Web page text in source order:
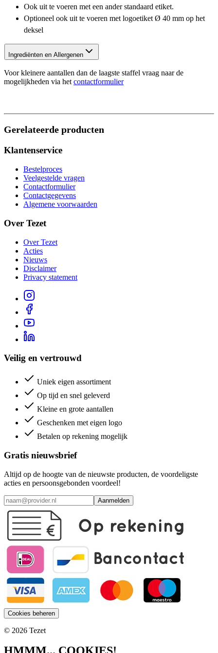
Ook uit te voeren met een ander standaard etiket.
Optioneel ook uit te voeren met logoetiket Ø 40 mm op het
deksel
Ingrediënten en Allergenen
Voor kleinere aantallen dan de laagste staffel vraag naar de
mogelijkheden via hetcontactformulier
Gerelateerde producten
Klantenservice
Bestelproces
Veelgestelde vragen
Contactformulier
Contactgegevens
Algemene voorwaarden
Over Tezet
Over Tezet
Acties
Nieuws
Disclaimer
Privacy statement
Veilig en vertrouwd
Uniek eigen assortiment
Op tijd en snel geleverd
Kleine en grote aantallen
Geschenken met eigen logo
Betalen op rekening mogelijk
Gratis nieuwsbrief
Altijd op de hoogte van de nieuwste producten, de voordeligste
acties en persoonsgebonden voordeel!
Aanmelden
Cookies beheren
© 2026 Tezet